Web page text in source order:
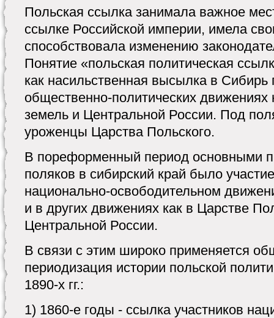
Польская ссылка занимала важное
ссылке Российской империи, имела
способствовала изменению
Понятие «польская политическая
как насильственная высылка в Сибирь
общественно-политических движениях
земель и Центральной России. Под
уроженцы Царства Польского.
В пореформенный период основными
поляков в сибирский край было
национально-освободительном
и в других движениях как в Царстве
Центральной России.
В связи с этим широко применяется
периодизация истории польской
1890-х гг.:
1) 1860-е годы - ссылка участников